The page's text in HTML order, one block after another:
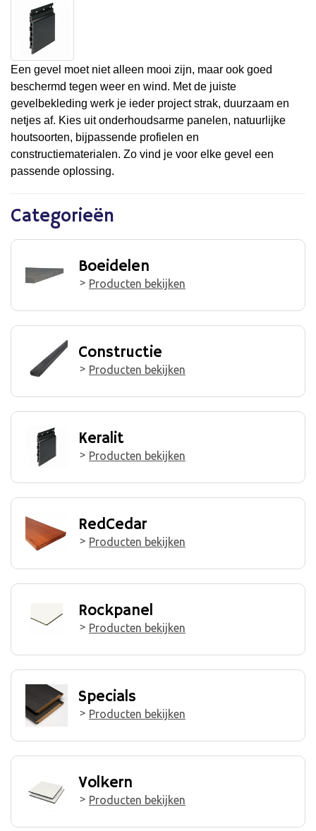
Een gevel moet niet alleen mooi zijn, maar ook goed
beschermd tegen weer en wind. Met de juiste
gevelbekleding werk je ieder project strak, duurzaam en
netjes af. Kies uit onderhoudsarme panelen, natuurlijke
houtsoorten, bijpassende profielen en
constructiematerialen. Zo vind je voor elke gevel een
passende oplossing.
Categorieën
Boeidelen
Producten bekijken
Constructie
Producten bekijken
Keralit
Producten bekijken
RedCedar
Producten bekijken
Rockpanel
Producten bekijken
Specials
Producten bekijken
Volkern
Producten bekijken